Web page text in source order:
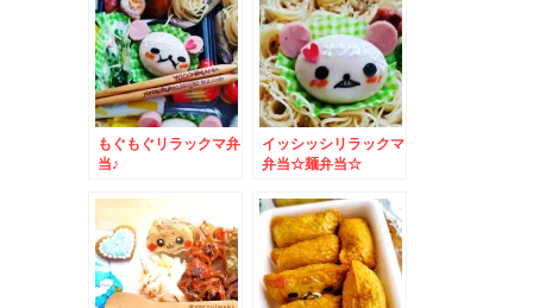
「半チャーハン」「八
宝菜」美味(*´艸`*)
もぐもぐリラックマ弁
当♪
イッシッシリラックマ
弁当☆麺弁当☆